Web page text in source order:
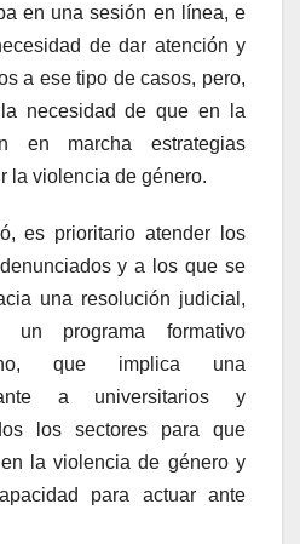
en una sesión en línea, e
de dar atención y
a ese tipo de casos, pero,
necesidad de que en la
en marcha estrategias
la violencia de género.
es prioritario atender los
y a los que se
una resolución judicial,
un programa formativo
que implica una
a universitarios y
los sectores para que
la violencia de género y
para actuar ante